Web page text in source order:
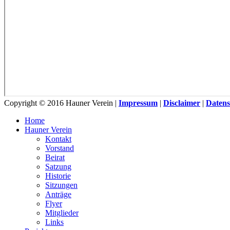
Copyright © 2016 Hauner Verein | Impressum | Disclaimer |
Home
Hauner Verein
Kontakt
Vorstand
Beirat
Satzung
Historie
Sitzungen
Anträge
Flyer
Mitglieder
Links